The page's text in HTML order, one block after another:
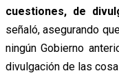
cuestiones, de
señaló, asegurando
ningún Gobierno
divulgación de las